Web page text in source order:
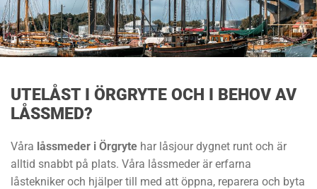
UTELÅST I ÖRGRYTE OCH I BEHOV AV
LÅSSMED?
Våra låssmeder i Örgryte har låsjour dygnet runt och är
alltid snabbt på plats. Våra låssmeder är erfarna
låstekniker och hjälper till med att öppna, reparera och byta